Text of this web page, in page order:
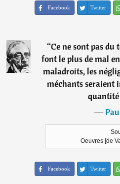
Facebook Twitter
“Ce ne sont pas du
font le plus de mal
maladroits, les
méchants seraient
quantité
―
Oeuvres [de
Facebook Twitter